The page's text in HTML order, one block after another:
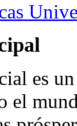
es
el